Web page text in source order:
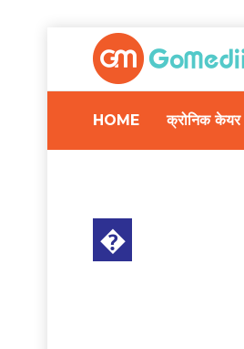
HOME क्रोनिक केयर
�